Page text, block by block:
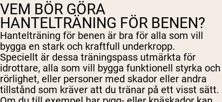
VEM BÖR GÖRA
HANTELTRÄNING FÖR BENEN?
Hantelträning för benen är bra för alla som vill
bygga en stark och kraftfull underkropp.
Speciellt är dessa träningspass utmärkta för
idrottare, alla som vill bygga funktionell styrka och
rörlighet, eller personer med skador eller andra
tillstånd som kräver att du tränar på ett visst sätt.